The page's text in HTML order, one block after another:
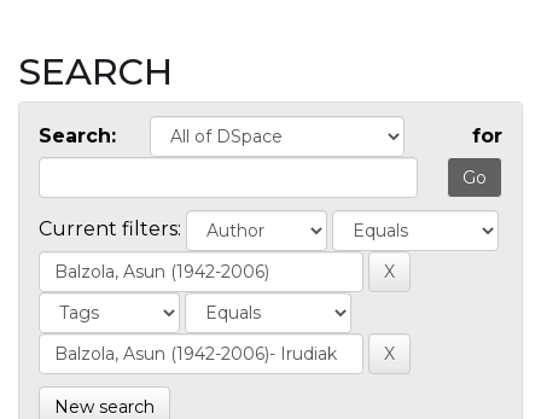
SEARCH
Search: for
Current filters:
New search